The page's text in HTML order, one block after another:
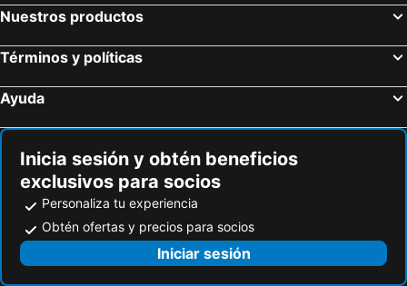
Nuestros productos
Términos y políticas
Ayuda
Inicia sesión y obtén beneficios
exclusivos para socios
Personaliza tu experiencia
Obtén ofertas y precios para socios
Iniciar sesión